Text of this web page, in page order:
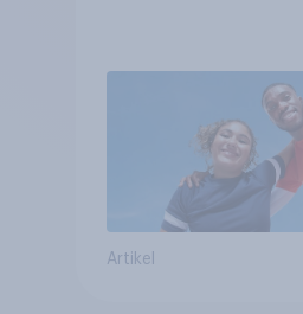
Artikel